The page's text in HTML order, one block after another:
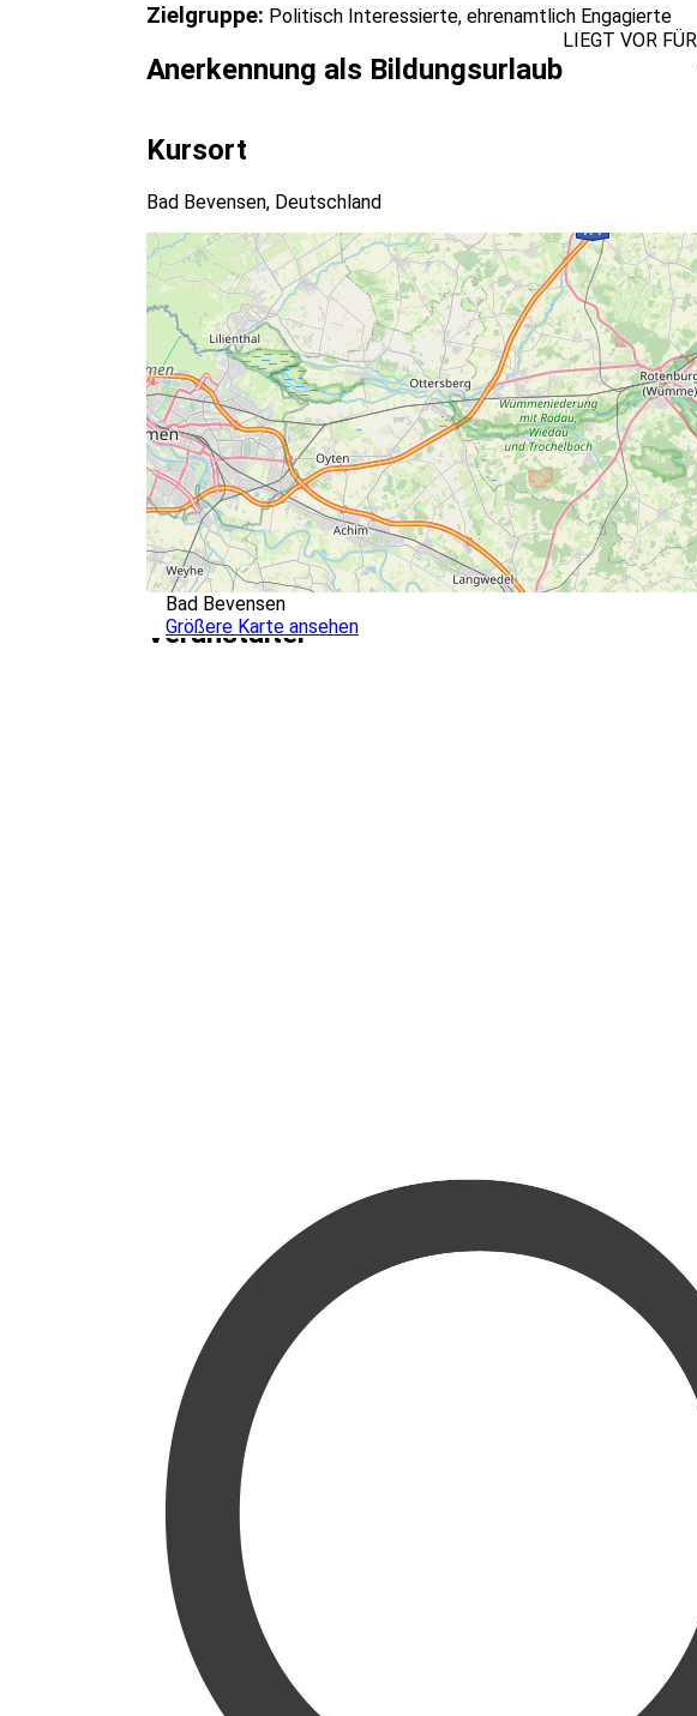
Zielgruppe: Politisch Interessierte, ehrenamtlich Engagierte
Anerkennung als Bildungsurlaub
LIEGT VOR FÜR
Kursort
Bad Bevensen, Deutschland
Bad Bevensen
Größere Karte ansehen
Veranstalter